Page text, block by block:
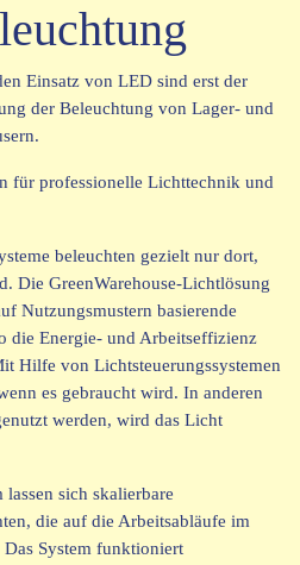
Einsatz von LED sind erst der
der Beleuchtung von Lager- und
beleuchten gezielt nur dort,
Die GreenWarehouse-Lichtlösung
Nutzungsmustern basierende
die Energie- und Arbeitseffizienz
Hilfe von Lichtsteuerungssystemen
es gebraucht wird. In anderen
werden, wird das Licht
sich skalierbare
die auf die Arbeitsabläufe im
System funktioniert